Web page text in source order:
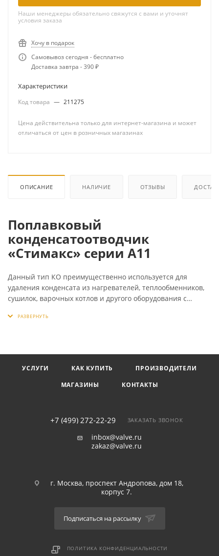
Наши менеджеры обязательно свяжутся с вами и уточнят
условия заказа
Хочу в подарок
Самовывоз сегодня - бесплатно
Доставка завтра - 390 ₽
Характеристики
Код товара — 211275
Цена действительна только для интернет-магазина и может
отличаться от цен в розничных магазинах
ОПИСАНИЕ НАЛИЧИЕ ОТЗЫВЫ
Поплавковый
конденсатоотводчик
«Стимакс» серии А11
Данный тип КО преимущественно используется для
удаления конденсата из нагревателей, теплообменников,
сушилок, варочных котлов и другого оборудования с
после образования, при температуре пара. Стабильно
Обладает большой пропускной способностью. Перед КО
обслуживаться без демонтажа с паропровода. Подвержен
замерзанию, при установке вне помещений требуется
УСЛУГИ КАК КУПИТЬ
ПРОИЗВОДИТЕЛИ
МАГАЗИНЫ
КОНТАКТЫ
+7 (499) 272-22-29 ЗАКАЗАТЬ ЗВОНОК
inbox@valve.ru
zakaz@valve.ru
г. Москва, проспект Андропова, дом 18,
корпус 7.
Подписаться на рассылку
ПОЛИТИКА КОНФИДЕНЦИАЛЬНОСТИ